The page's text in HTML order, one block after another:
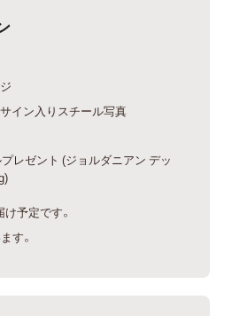
イン入りスチール写真
レゼント (ジョルダニアン デッ
予定です。
す。